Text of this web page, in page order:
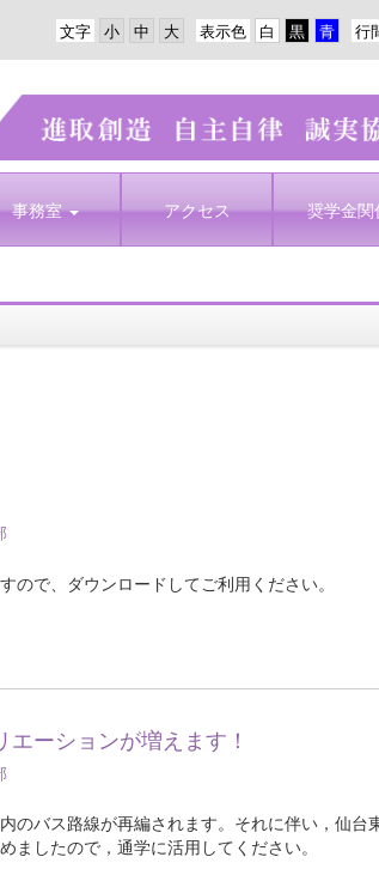
行
表示色
文字
事務室 アクセス 奨学金関
で、ダウンロードしてご利用ください。
ーションが増えます！
バス路線が再編されます。それに伴い，仙台
したので，通学に活用してください。